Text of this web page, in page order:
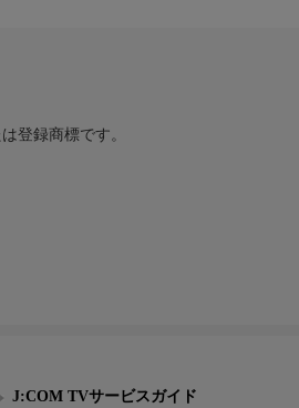
登録商標です。
J:COM TVサービスガイド